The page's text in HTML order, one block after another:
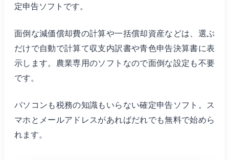
定申告ソフトです。
面倒な減価償却費の計算や一括償却資産などは、選ぶ
だけで自動で計算て収支内訳書や青色申告決算書に表
示します。農業専用のソフトなので面倒な設定も不要
です。
パソコンも税務の知識もいらない確定申告ソフト。ス
マホとメールアドレスがあればだれでも無料で始めら
れます。